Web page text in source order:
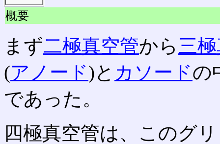
概要
まず二極真空管から 三
(アノード)と カソードの
であった。
四極真空管は、このグ